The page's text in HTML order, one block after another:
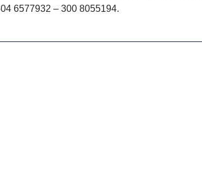
6577932 – 300 8055194.